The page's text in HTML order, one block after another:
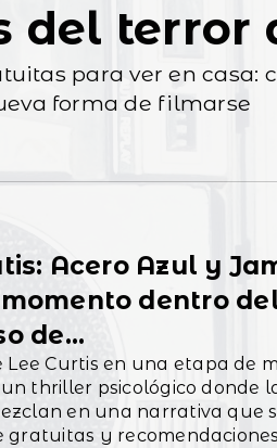
del terror
para ver en casa:
forma de filmarse
Acero Azul y
momento dentro
de...
Curtis en una etapa de
thriller psicológico donde
en una narrativa que
y